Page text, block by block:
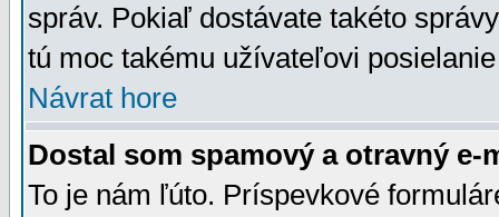
správ. Pokiaľ dostávate takéto
tú moc takému užívateľovi
Návrat hore
Dostal som spamový a otravný e-
To je nám ľúto. Príspevkové